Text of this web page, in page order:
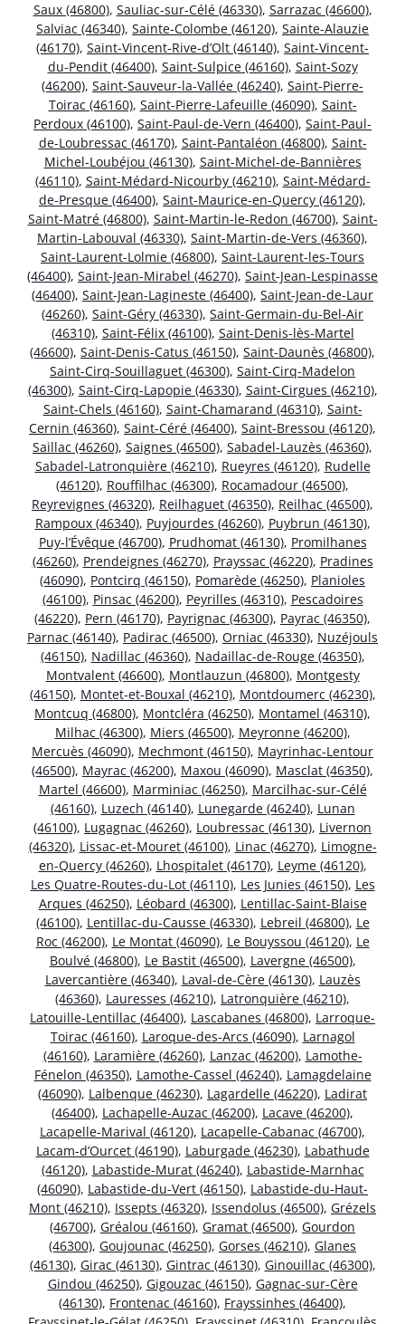
Saux (46800), Sauliac-sur-Célé (46330), Sarrazac (46600),
Salviac (46340), Sainte-Colombe (46120), Sainte-Alauzie
(46170), Saint-Vincent-Rive-d’Olt (46140), Saint-Vincent-
du-Pendit (46400), Saint-Sulpice (46160), Saint-Sozy
(46200), Saint-Sauveur-la-Vallée (46240), Saint-Pierre-
Toirac (46160), Saint-Pierre-Lafeuille (46090), Saint-
Perdoux (46100), Saint-Paul-de-Vern (46400), Saint-Paul-
de-Loubressac (46170), Saint-Pantaléon (46800), Saint-
Michel-Loubéjou (46130), Saint-Michel-de-Bannières
(46110), Saint-Médard-Nicourby (46210), Saint-Médard-
de-Presque (46400), Saint-Maurice-en-Quercy (46120),
Saint-Matré (46800), Saint-Martin-le-Redon (46700), Saint-
Martin-Labouval (46330), Saint-Martin-de-Vers (46360),
Saint-Laurent-Lolmie (46800), Saint-Laurent-les-Tours
(46400), Saint-Jean-Mirabel (46270), Saint-Jean-Lespinasse
(46400), Saint-Jean-Lagineste (46400), Saint-Jean-de-Laur
(46260), Saint-Géry (46330), Saint-Germain-du-Bel-Air
(46310), Saint-Félix (46100), Saint-Denis-lès-Martel
(46600), Saint-Denis-Catus (46150), Saint-Daunès (46800),
Saint-Cirq-Souillaguet (46300), Saint-Cirq-Madelon
(46300), Saint-Cirq-Lapopie (46330), Saint-Cirgues (46210),
Saint-Chels (46160), Saint-Chamarand (46310), Saint-
Cernin (46360), Saint-Céré (46400), Saint-Bressou (46120),
Saillac (46260), Saignes (46500), Sabadel-Lauzès (46360),
Sabadel-Latronquière (46210), Rueyres (46120), Rudelle
(46120), Rouffilhac (46300), Rocamadour (46500),
Reyrevignes (46320), Reilhaguet (46350), Reilhac (46500),
Rampoux (46340), Puyjourdes (46260), Puybrun (46130),
Puy-l’Évêque (46700), Prudhomat (46130), Promilhanes
(46260), Prendeignes (46270), Prayssac (46220), Pradines
(46090), Pontcirq (46150), Pomarède (46250), Planioles
(46100), Pinsac (46200), Peyrilles (46310), Pescadoires
(46220), Pern (46170), Payrignac (46300), Payrac (46350),
Parnac (46140), Padirac (46500), Orniac (46330), Nuzéjouls
(46150), Nadillac (46360), Nadaillac-de-Rouge (46350),
Montvalent (46600), Montlauzun (46800), Montgesty
(46150), Montet-et-Bouxal (46210), Montdoumerc (46230),
Montcuq (46800), Montcléra (46250), Montamel (46310),
Milhac (46300), Miers (46500), Meyronne (46200),
Mercuès (46090), Mechmont (46150), Mayrinhac-Lentour
(46500), Mayrac (46200), Maxou (46090), Masclat (46350),
Martel (46600), Marminiac (46250), Marcilhac-sur-Célé
(46160), Luzech (46140), Lunegarde (46240), Lunan
(46100), Lugagnac (46260), Loubressac (46130), Livernon
(46320), Lissac-et-Mouret (46100), Linac (46270), Limogne-
en-Quercy (46260), Lhospitalet (46170), Leyme (46120),
Les Quatre-Routes-du-Lot (46110), Les Junies (46150), Les
Arques (46250), Léobard (46300), Lentillac-Saint-Blaise
(46100), Lentillac-du-Causse (46330), Lebreil (46800), Le
Roc (46200), Le Montat (46090), Le Bouyssou (46120), Le
Boulvé (46800), Le Bastit (46500), Lavergne (46500),
Lavercantière (46340), Laval-de-Cère (46130), Lauzès
(46360), Lauresses (46210), Latronquière (46210),
Latouille-Lentillac (46400), Lascabanes (46800), Larroque-
Toirac (46160), Laroque-des-Arcs (46090), Larnagol
(46160), Laramière (46260), Lanzac (46200), Lamothe-
Fénelon (46350), Lamothe-Cassel (46240), Lamagdelaine
(46090), Lalbenque (46230), Lagardelle (46220), Ladirat
(46400), Lachapelle-Auzac (46200), Lacave (46200),
Lacapelle-Marival (46120), Lacapelle-Cabanac (46700),
Lacam-d’Ourcet (46190), Laburgade (46230), Labathude
(46120), Labastide-Murat (46240), Labastide-Marnhac
(46090), Labastide-du-Vert (46150), Labastide-du-Haut-
Mont (46210), Issepts (46320), Issendolus (46500), Grézels
(46700), Gréalou (46160), Gramat (46500), Gourdon
(46300), Goujounac (46250), Gorses (46210), Glanes
(46130), Girac (46130), Gintrac (46130), Ginouillac (46300),
Gindou (46250), Gigouzac (46150), Gagnac-sur-Cère
(46130), Frontenac (46160), Frayssinhes (46400),